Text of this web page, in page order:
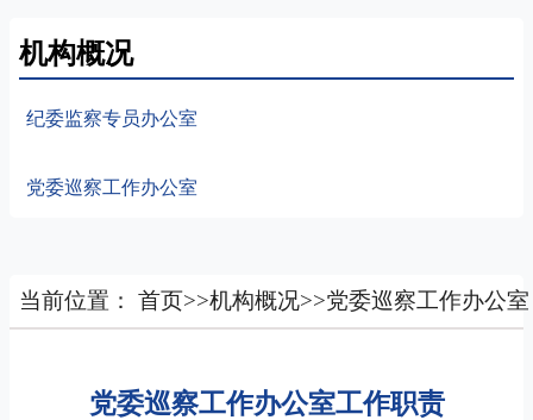
机构概况
纪委监察专员办公室
党委巡察工作办公室
当前位置： 首页>>机构概况>>党委巡察工作办公室
党委巡察工作办公室工作职责